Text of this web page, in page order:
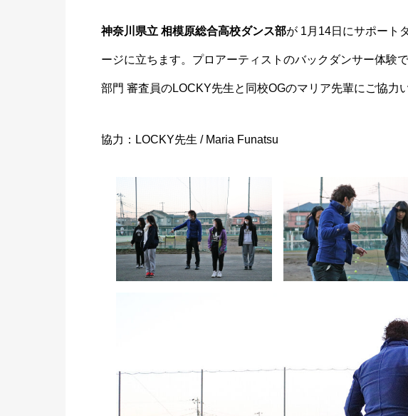
神奈川県立 相模原総合高校ダンス部が 1月14日にサポート
ージに立ちます。プロアーティストのバックダンサー体験
部門 審査員のLOCKY先生と同校OGのマリア先輩にご協力
協力：LOCKY先生 / Maria Funatsu